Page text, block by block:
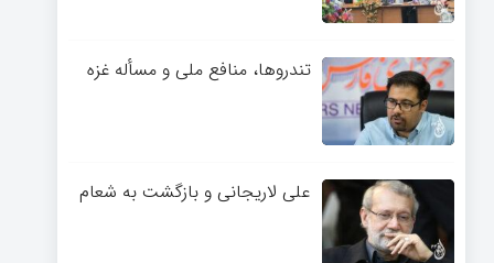
تندروها، منافع ملی و مسأله غزه
علی لاریجانی و بازگشت به شعام